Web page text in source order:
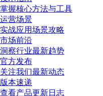
掌握核心方法与工具
运营场景
实战应用场景攻略
市场前沿
洞察行业最新趋势
官方发布
关注我们最新动态
版本速递
查看产品更新日志